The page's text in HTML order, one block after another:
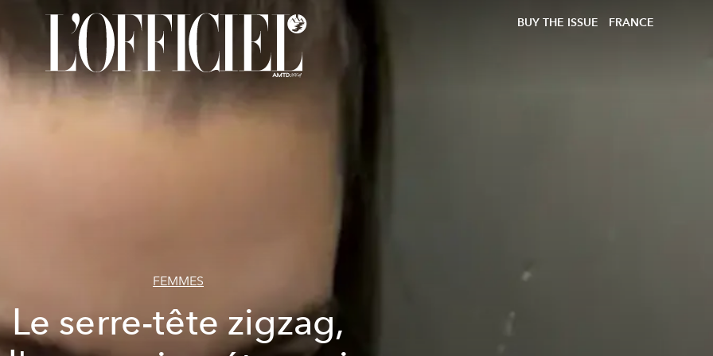
BUY THE ISSUE FRANCE
FEMMES
Le serre-tête zigzag,